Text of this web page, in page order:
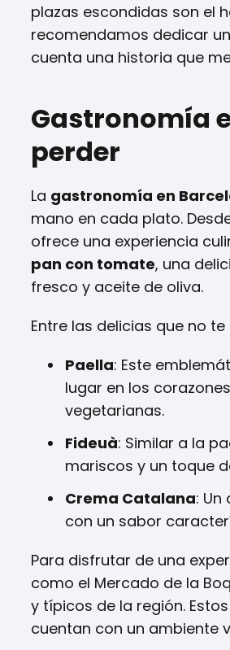
plazas escondidas son el
recomendamos dedicar
cuenta una historia que
Gastronomía
perder
La gastronomía en
mano en cada plato.
ofrece una experiencia
pan con tomate, una
fresco y aceite de oliva.
Entre las delicias que no
Paella: Este
lugar en los
vegetarianas.
Fideuà: Similar a la
mariscos y un toque
Crema Catalana:
con un sabor
Para disfrutar de una
como el Mercado de la
y típicos de la región.
cuentan con un ambiente